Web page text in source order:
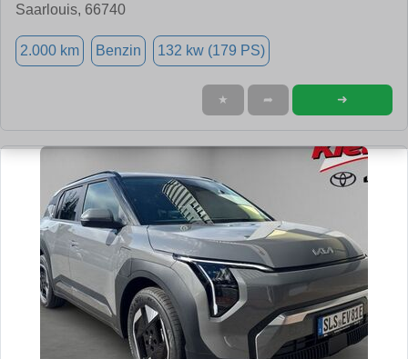
Saarlouis, 66740
2.000 km Benzin 132 kw (179 PS)
★ ➦ ➜